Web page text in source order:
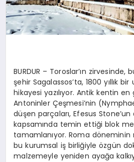
BURDUR – Toroslar’ın zirvesinde,
şehir Sagalassos’ta, 1800 yıllık
hikayesi yazılıyor. Antik kentin en
AntoninlerÇeşmesi’nin (
düşen parçaları,Efesus Stone’un
kapsamında temin ettiği blok
tamamlanıyor. Roma döneminin
bu kurumsal iş birliğiyle özgün
malzemeyle yeniden ayağa